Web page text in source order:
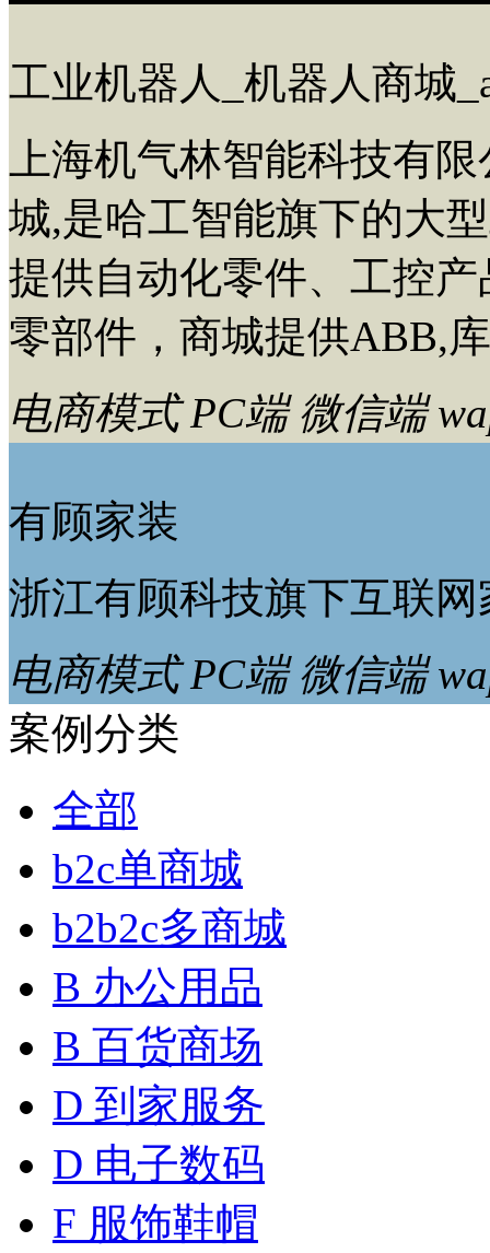
工业机器人_机器人商城
上海机气林智能科技有
城,是哈工智能旗下的大
提供自动化零件、工控
零部件，商城提供ABB,
电商模式PC端 微信端
有顾家装
浙江有顾科技旗下互联
电商模式PC端 微信端
案例分类
全部
b2c单商城
b2b2c多商城
B 办公用品
B 百货商场
D 到家服务
D 电子数码
F 服饰鞋帽